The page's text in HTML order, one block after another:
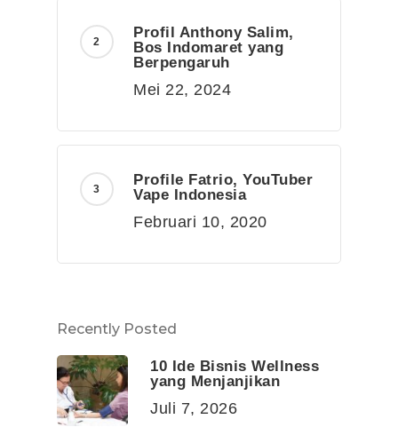
Profil Anthony Salim,
Bos Indomaret yang
Berpengaruh
Mei 22, 2024
Profile Fatrio, YouTuber
Vape Indonesia
Februari 10, 2020
Recently Posted
10 Ide Bisnis Wellness
yang Menjanjikan
Juli 7, 2026